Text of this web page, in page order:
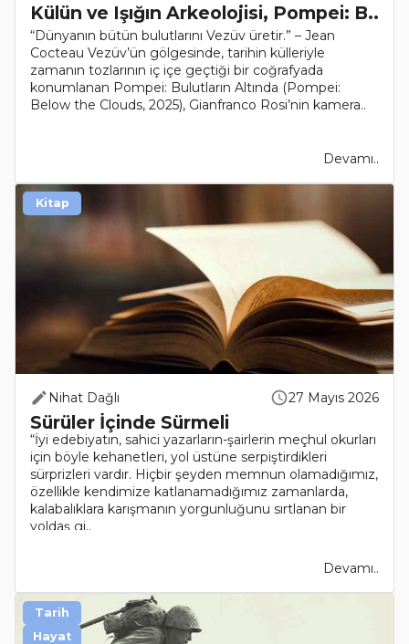
Külün ve Işığın Arkeolojisi, Pompei: B..
“Dünyanın bütün bulutlarını Vezüv üretir.” – Jean
Cocteau Vezüv’ün gölgesinde, tarihin külleriyle
zamanın tozlarının iç içe geçtiği bir coğrafyada
konumlanan Pompei: Bulutların Altında (Pompei:
Below the Clouds, 2025), Gianfranco Rosi’nin kamera..
Devamı..
Nihat Dağlı 27 Mayıs 2026
Sürüler İçinde Sürmeli
“İyi edebiyatın, sahici yazarların-şairlerin meçhul okurları
için böyle kehanetleri, yol üstüne serpiştirdikleri
sürprizleri vardır. Hiçbir şeyden memnun olamadığımız,
özellikle kendimize katlanamadığımız zamanlarda,
kalabalıklara karışmanın yorgunluğunu sırtlanan bir
yoldaş gi..
Devamı..
Kitap
Tarih
Hayat